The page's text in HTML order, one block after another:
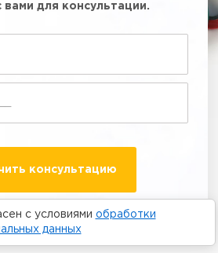
вами для консультации.
с условиями обработки
данных